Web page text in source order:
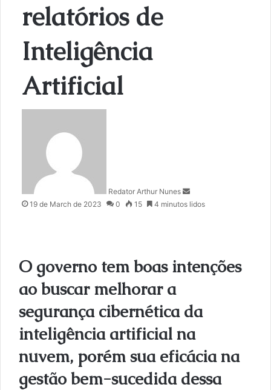
relatórios de
Inteligência
Artificial
Redator Arthur Nunes
m
19 de March de 2023 0 15 4 minutos lidos
O governo tem boas intenções
ao buscar melhorar a
segurança cibernética da
inteligência artificial na
nuvem, porém sua eficácia na
gestão bem-sucedida dessa